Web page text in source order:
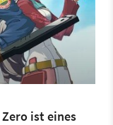
ist eines